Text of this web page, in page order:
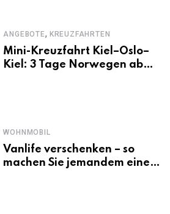
ANGEBOTE, KREUZFAHRTEN
Mini-Kreuzfahrt Kiel–Oslo–
Kiel: 3 Tage Norwegen ab
WOHNMOBIL
Vanlife verschenken – so
machen Sie jemandem eine